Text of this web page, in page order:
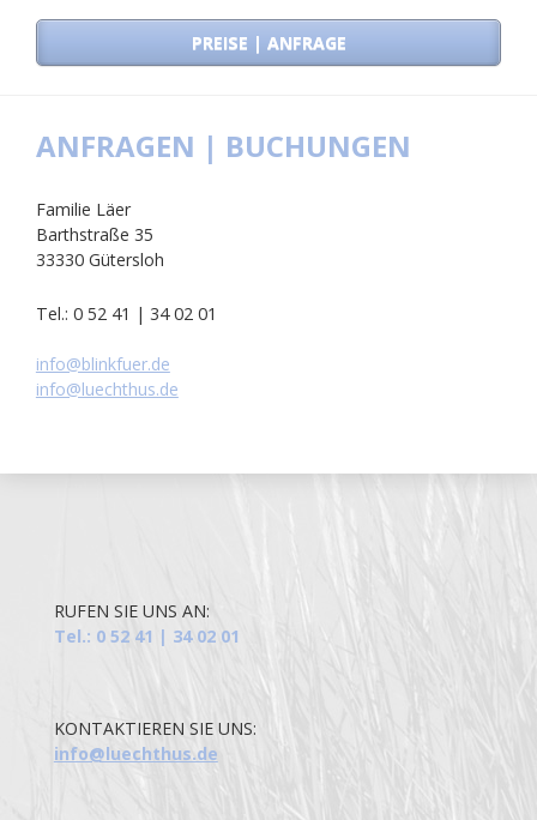
PREISE | ANFRAGE
ANFRAGEN | BUCHUNGEN
Familie Läer
Barthstraße 35
33330 Gütersloh
Tel.: 0 52 41 | 34 02 01
info@blinkfuer.de
info@luechthus.de
RUFEN SIE UNS AN:
Tel.: 0 52 41 | 34 02 01
KONTAKTIEREN SIE UNS:
info@luechthus.de